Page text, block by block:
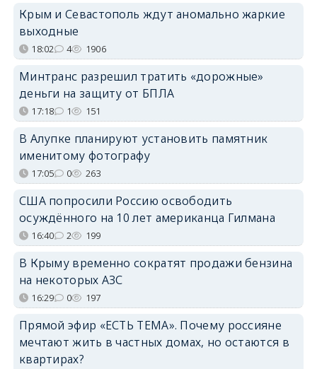
Крым и Севастополь ждут аномально жаркие
выходные
18:02 4 1906
Минтранс разрешил тратить «дорожные»
деньги на защиту от БПЛА
17:18 1 151
В Алупке планируют установить памятник
именитому фотографу
17:05 0 263
США попросили Россию освободить
осуждённого на 10 лет американца Гилмана
16:40 2 199
В Крыму временно сократят продажи бензина
на некоторых АЗС
16:29 0 197
Прямой эфир «ЕСТЬ ТЕМА». Почему россияне
мечтают жить в частных домах, но остаются в
квартирах?